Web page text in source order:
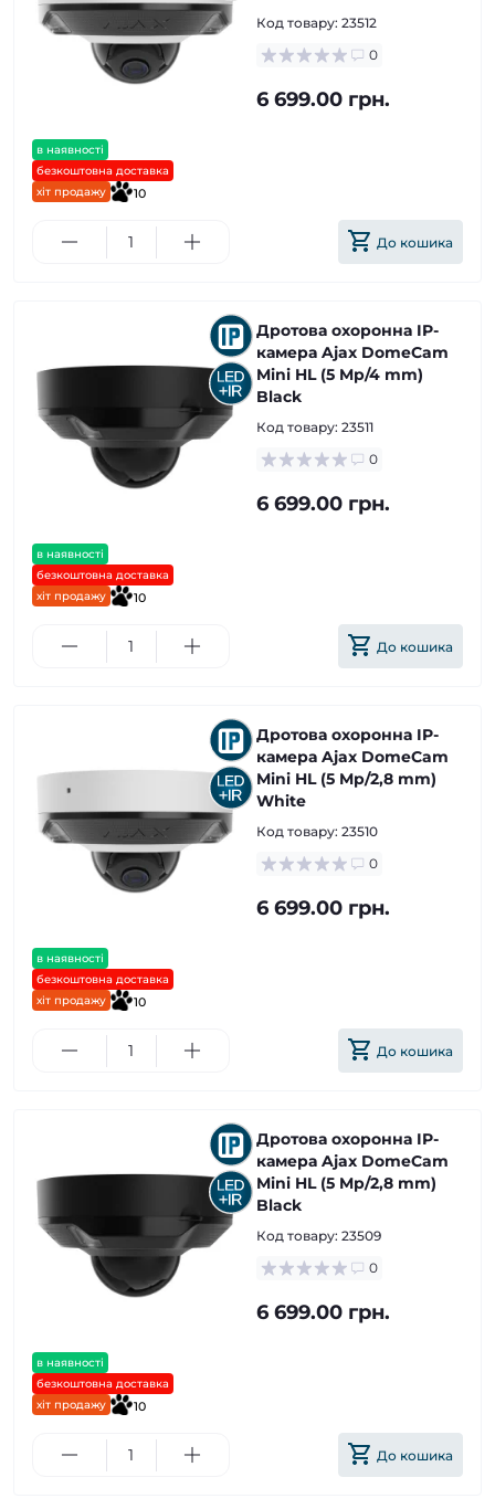
в наявності
безкоштовна доставка
хіт продажу
10
Код товару: 23512
0
6 699.00 грн.
До кошика
в наявності
безкоштовна доставка
хіт продажу
10
Дротова охоронна IP-
камера Ajax DomeCam
Mini HL (5 Mp/4 mm)
Black
Код товару: 23511
0
6 699.00 грн.
До кошика
в наявності
безкоштовна доставка
хіт продажу
10
Дротова охоронна IP-
камера Ajax DomeCam
Mini HL (5 Mp/2,8 mm)
White
Код товару: 23510
0
6 699.00 грн.
До кошика
в наявності
безкоштовна доставка
хіт продажу
10
Дротова охоронна IP-
камера Ajax DomeCam
Mini HL (5 Mp/2,8 mm)
Black
Код товару: 23509
0
6 699.00 грн.
До кошика